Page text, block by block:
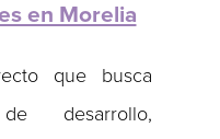
en Morelia
que busca
desarrollo,